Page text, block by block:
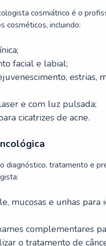
cosmiátrico é o
cosméticos, incluindo:
facial e labial;
estrias,
e com luz pulsada;
cicatrizes de acne.
diagnóstico, tratamento e
mucosas e unhas
complementares
o tratamento de